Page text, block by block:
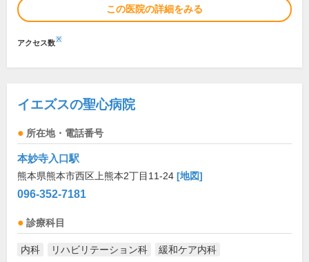
この医院の詳細をみる
アクセス数※
イエズスの聖心病院
所在地・電話番号
本妙寺入口駅
熊本県熊本市西区上熊本2丁目11-24 [地図]
096-352-7181
診療科目
内科 リハビリテーション科 緩和ケア内科